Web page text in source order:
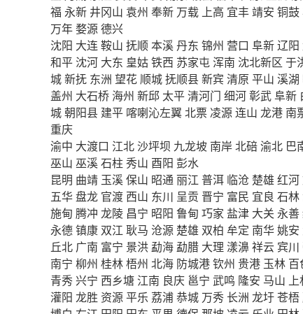
福 永新 井冈山 袁州 奉新 万载 上高 宜丰靖安 铜鼓
万年婺源德兴
沈阳 大连鞍山 抚顺本溪丹东 锦州 营口 阜新辽阳
和平 沈河 大东 皇姑铁西 苏家屯 浑南 沈北新区 于
城新抚 东洲 望花 顺城抚顺县新宾 清原 平山 溪湖
盖州 大石桥 海州 新邱 太平清河门 细河彰武阜新
城朝阳县 建平 喀喇沁左翼北票 凌源连山 龙港 南
重庆
渝中 大渡口 江北沙坪坝 九龙坡 南岸北碚渝北 巴
巫山 巫溪石柱 秀山 酉阳 彭水
昆明 曲靖 玉溪保山 昭通丽江 普洱 临沧 楚雄 红河
五华盘龙 官渡 西山 东川 呈贡 晋宁 富民 宜良 石林
施甸 腾冲 龙陵 昌宁 昭阳 鲁甸 巧家 盐津 大关 永善
永德镇康 双江 耿马 沧源 楚雄 双柏 牟定 南华姚安
丘北 广南 富宁 景洪 勐海 勐腊 大理 漾濞祥云 宾川
南宁 柳州 桂林梧州 北海 防城港钦州 贵港 玉林 百
青秀兴宁 西乡塘 江南 良庆 邕宁 武鸣 隆安 马山 上
灌阳 龙胜 资源平乐 荔浦恭城 万秀 长洲 龙圩苍梧